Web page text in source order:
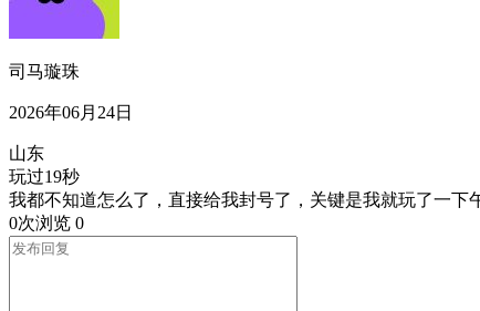
司马璇珠
2026年06月24日
山东
玩过19秒
我都不知道怎么了，直接给我封号了，关键是我就玩了一
0次浏览 0